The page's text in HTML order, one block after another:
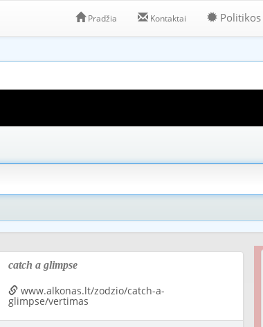
Pradžia Kontaktai Politikos
catch a glimpse
www.alkonas.lt/zodzio/catch-a-
glimpse/vertimas